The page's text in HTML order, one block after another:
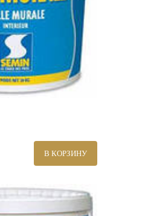
В КОРЗИНУ